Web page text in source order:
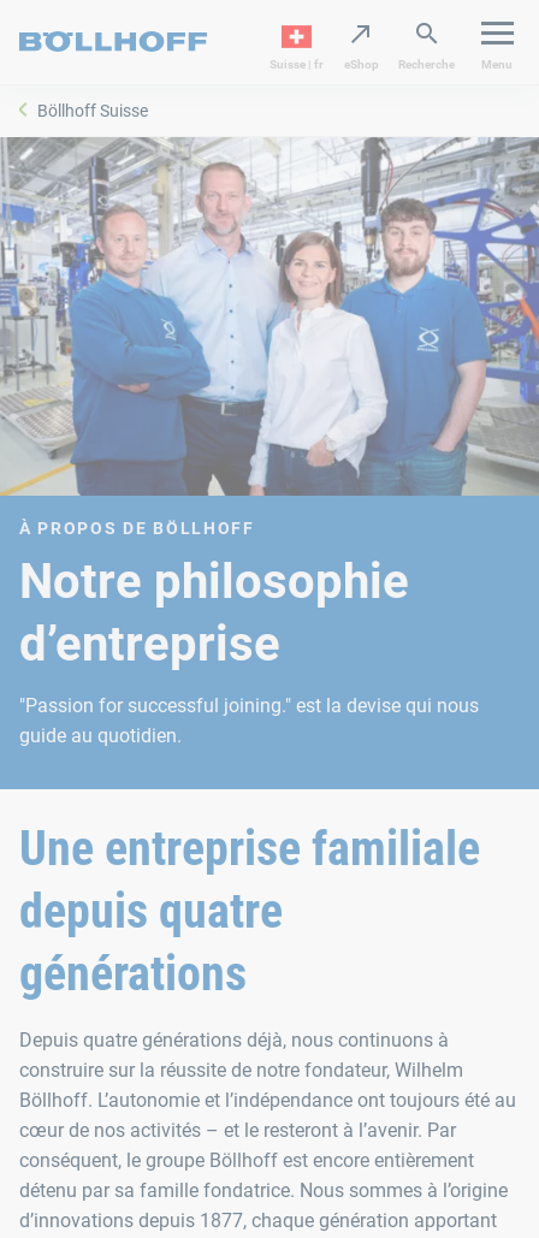
Suisse | fr eShop Recherche Menu
Böllhoff Suisse
À PROPOS DE BÖLLHOFF
Notre philosophie
d’entreprise
"Passion for successful joining." est la devise qui nous
guide au quotidien.
Une entreprise familiale
depuis quatre
générations
Depuis quatre générations déjà, nous continuons à
construire sur la réussite de notre fondateur, Wilhelm
Böllhoff. L’autonomie et l’indépendance ont toujours été au
cœur de nos activités – et le resteront à l’avenir. Par
conséquent, le groupe Böllhoff est encore entièrement
détenu par sa famille fondatrice. Nous sommes à l’origine
d’innovations depuis 1877, chaque génération apportant